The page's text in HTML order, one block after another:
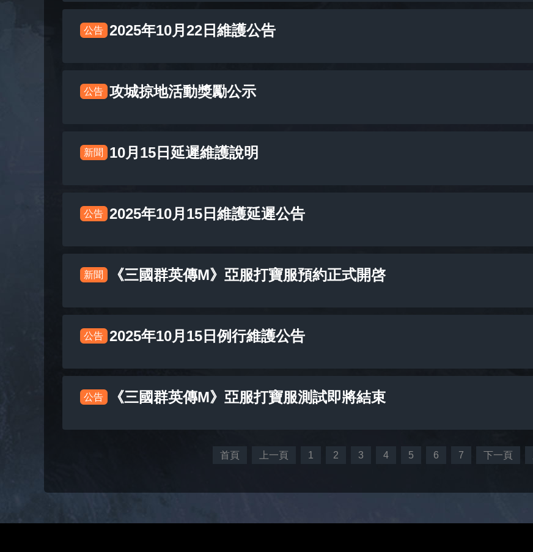
公告 2025年10月22日維護公告
公告 攻城掠地活動獎勵公示
新聞 10月15日延遲維護說明
公告 2025年10月15日維護延遲公告
新聞 《三國群英傳M》亞服打寶服預約正式開啓
公告 2025年10月15日例行維護公告
公告 《三國群英傳M》亞服打寶服測試即將結束
首頁 上一頁 1 2 3 4 5 6 7 下一頁